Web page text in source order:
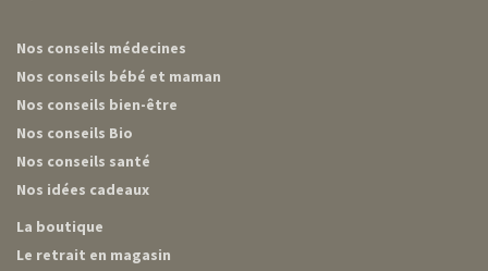
Nos conseils médecines
Nos conseils bébé et maman
Nos conseils bien-être
Nos conseils Bio
Nos conseils santé
Nos idées cadeaux
La boutique
Le retrait en magasin